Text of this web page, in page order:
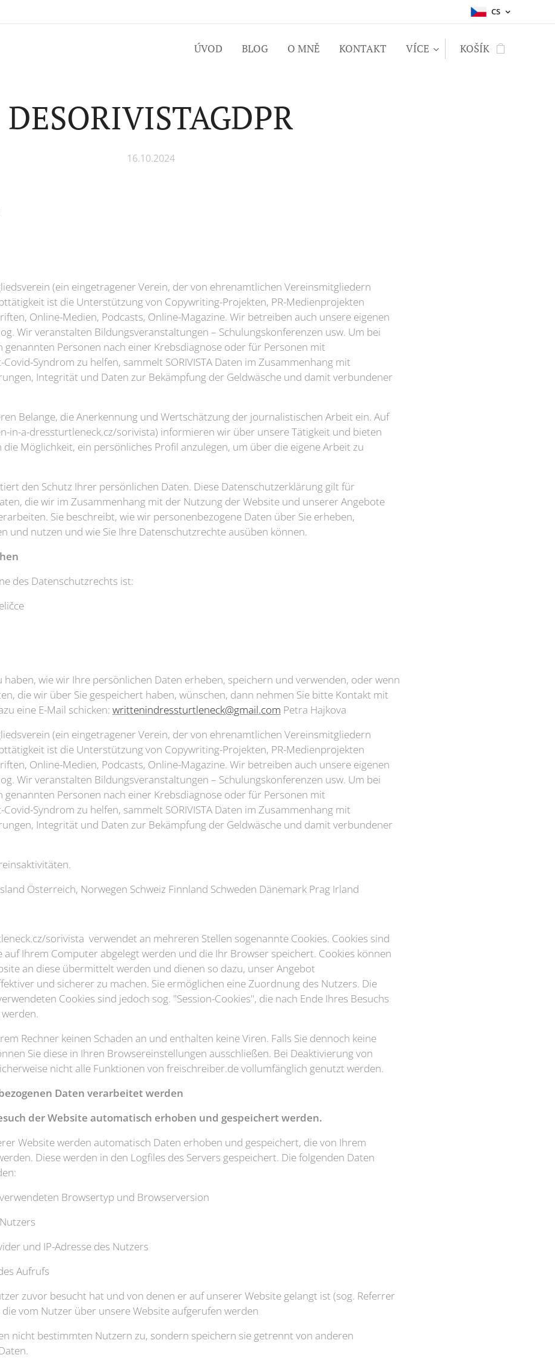
CS
ÚVOD BLOG O MNĚ KONTAKT VÍCE KOŠÍK
DESORIVISTAGDPR
16.10.2024
(ein eingetragener Verein, der von ehrenamtlichen Vereinsmitgliedern
ist die Unterstützung von Copywriting-Projekten, PR-Medienprojekten
Online-Medien, Podcasts, Online-Magazine. Wir betreiben auch unsere eigenen
Wir veranstalten Bildungsveranstaltungen – Schulungskonferenzen usw. Um bei
genannten Personen nach einer Krebsdiagnose oder für Personen mit
Syndrom zu helfen, sammelt SORIVISTA Daten im Zusammenhang mit
Integrität und Daten zur Bekämpfung der Geldwäsche und damit verbundener
Belange, die Anerkennung und Wertschätzung der journalistischen Arbeit ein. Auf
in-a-dressturtleneck.cz/sorivista) informieren wir über unsere Tätigkeit und bieten
die Möglichkeit, ein persönliches Profil anzulegen, um über die eigene Arbeit zu
den Schutz Ihrer persönlichen Daten. Diese Datenschutzerklärung gilt für
die wir im Zusammenhang mit der Nutzung der Website und unserer Angebote
Sie beschreibt, wie wir personenbezogene Daten über Sie erheben,
und nutzen und wie Sie Ihre Datenschutzrechte ausüben können.
des Datenschutzrechts ist:
haben, wie wir Ihre persönlichen Daten erheben, speichern und verwenden, oder wenn
die wir über Sie gespeichert haben, wünschen, dann nehmen Sie bitte Kontakt mit
eine E-Mail schicken: writtenindressturtleneck@gmail.com Petra Hajkova
(ein eingetragener Verein, der von ehrenamtlichen Vereinsmitgliedern
ist die Unterstützung von Copywriting-Projekten, PR-Medienprojekten
Online-Medien, Podcasts, Online-Magazine. Wir betreiben auch unsere eigenen
Wir veranstalten Bildungsveranstaltungen – Schulungskonferenzen usw. Um bei
genannten Personen nach einer Krebsdiagnose oder für Personen mit
Syndrom zu helfen, sammelt SORIVISTA Daten im Zusammenhang mit
Integrität und Daten zur Bekämpfung der Geldwäsche und damit verbundener
Österreich, Norwegen Schweiz Finnland Schweden Dänemark Prag Irland
sorivista verwendet an mehreren Stellen sogenannte Cookies. Cookies sind
auf Ihrem Computer abgelegt werden und die Ihr Browser speichert. Cookies können
an diese übermittelt werden und dienen so dazu, unser Angebot
und sicherer zu machen. Sie ermöglichen eine Zuordnung des Nutzers. Die
Cookies sind jedoch sog. "Session-Cookies", die nach Ende Ihres Besuchs
Rechner keinen Schaden an und enthalten keine Viren. Falls Sie dennoch keine
Sie diese in Ihren Browsereinstellungen ausschließen. Bei Deaktivierung von
nicht alle Funktionen von freischreiber.de vollumfänglich genutzt werden.
Daten verarbeitet werden
der Website automatisch erhoben und gespeichert werden.
Website werden automatisch Daten erhoben und gespeichert, die von Ihrem
Diese werden in den Logfiles des Servers gespeichert. Die folgenden Daten
Browsertyp und Browserversion
und IP-Adresse des Nutzers
Aufrufs
zuvor besucht hat und von denen er auf unserer Website gelangt ist (sog. Referrer
die vom Nutzer über unsere Website aufgerufen werden
nicht bestimmten Nutzern zu, sondern speichern sie getrennt von anderen